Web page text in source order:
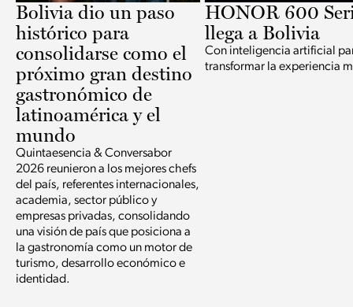
Bolivia dio un paso
histórico para
consolidarse como el
próximo gran destino
gastronómico de
latinoamérica y el
mundo
Quintaesencia & Conversabor
2026 reunieron a los mejores chefs
del país, referentes internacionales,
academia, sector público y
empresas privadas, consolidando
una visión de país que posiciona a
la gastronomía como un motor de
turismo, desarrollo económico e
identidad.
HONOR 600
llega a Bolivia
Con inteligencia artificial
transformar la experiencia